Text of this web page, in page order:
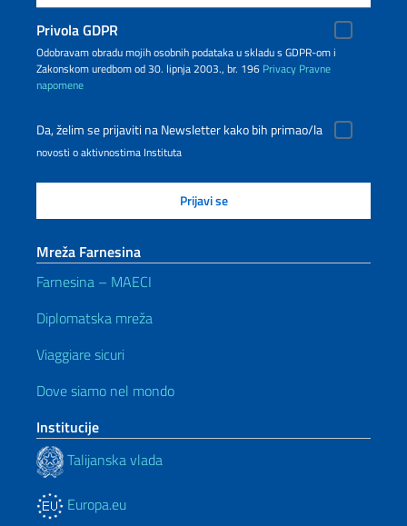
Privola GDPR
Odobravam obradu mojih osobnih podataka u skladu s GDPR-om i
Zakonskom uredbom od 30. lipnja 2003., br. 196 Privacy Pravne
napomene
Da, želim se prijaviti na Newsletter kako bih primao/la
novosti o aktivnostima Instituta
Mreža Farnesina
Farnesina – MAECI
Diplomatska mreža
Viaggiare sicuri
Dove siamo nel mondo
Institucije
Talijanska vlada
Europa.eu